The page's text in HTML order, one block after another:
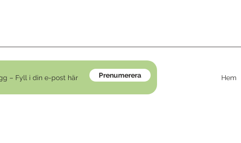
Hem
Prenumerera